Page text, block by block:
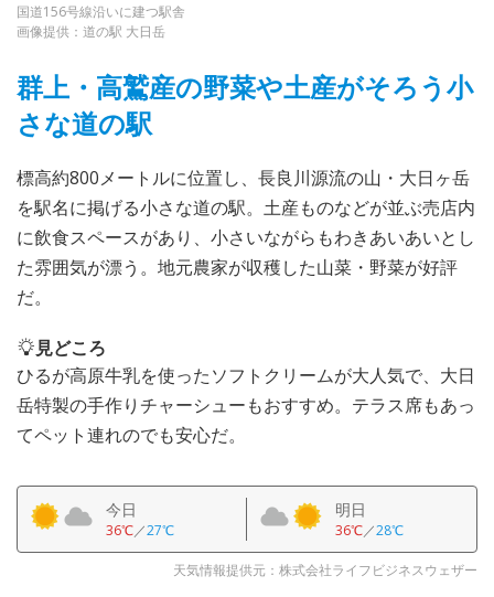
国道156号線沿いに建つ駅舎
画像提供：道の駅 大日岳
群上・高鷲産の野菜や土産がそろう小
さな道の駅
標高約800メートルに位置し、長良川源流の山・大日ヶ岳
を駅名に掲げる小さな道の駅。土産ものなどが並ぶ売店内
に飲食スペースがあり、小さいながらもわきあいあいとし
た雰囲気が漂う。地元農家が収穫した山菜・野菜が好評
だ。
見どころ
ひるが高原牛乳を使ったソフトクリームが大人気で、大日
岳特製の手作りチャーシューもおすすめ。テラス席もあっ
てペット連れのでも安心だ。
今日
36℃／27℃
明日
36℃／28℃
天気情報提供元：株式会社ライフビジネスウェザー